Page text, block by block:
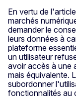
En vertu de
marchés
demander le
leurs données à
plateforme
un utilisateur
avoir accès à une
mais équivalente.
subordonner
fonctionnalités au